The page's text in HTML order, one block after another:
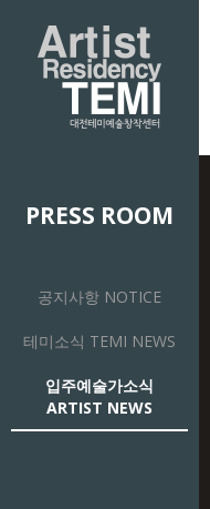
PRESS ROOM
공지사항 NOTICE
테미소식 TEMI NEWS
입주예술가소식
ARTIST NEWS